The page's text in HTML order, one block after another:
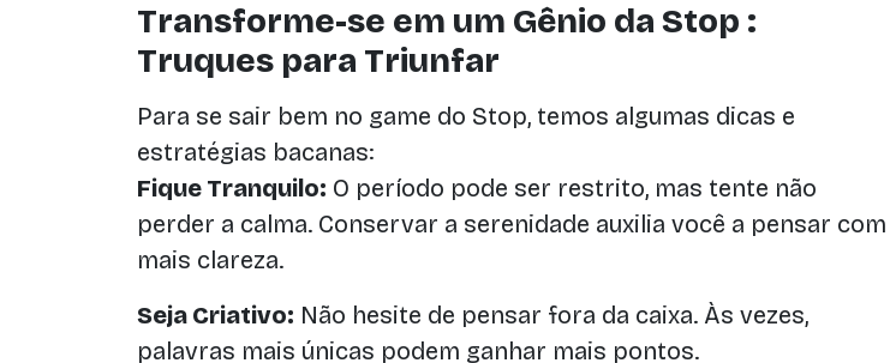
Transforme-se em um Gênio da Stop :
Truques para Triunfar
Para se sair bem no game do Stop, temos algumas dicas e
estratégias bacanas:
Fique Tranquilo: O período pode ser restrito, mas tente não
perder a calma. Conservar a serenidade auxilia você a pensar com
mais clareza.
Seja Criativo: Não hesite de pensar fora da caixa. Às vezes,
palavras mais únicas podem ganhar mais pontos.